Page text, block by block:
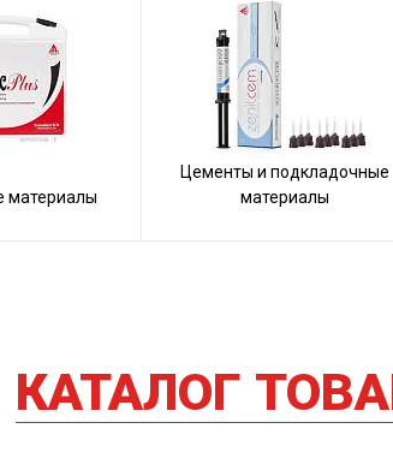
материалы
Цементы и подкладочные
материалы
КАТАЛОГ